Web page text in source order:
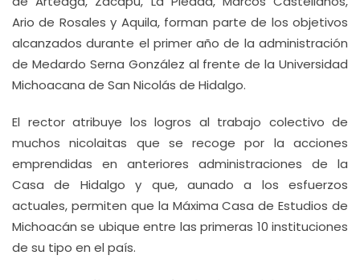
Ario de Rosales y Aquila, forman parte de los objetivos
alcanzados durante el primer año de la administración
de Medardo Serna González al frente de la Universidad
Michoacana de San Nicolás de Hidalgo.
El rector atribuye los logros al trabajo colectivo de
muchos nicolaitas que se recoge por la acciones
emprendidas en anteriores administraciones de la
Casa de Hidalgo y que, aunado a los esfuerzos
actuales, permiten que la Máxima Casa de Estudios de
Michoacán se ubique entre las primeras 10 instituciones
de su tipo en el país.